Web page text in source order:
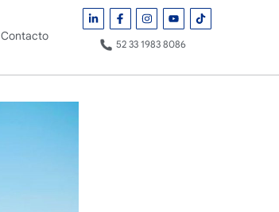
Contacto
52 33 1983 8086